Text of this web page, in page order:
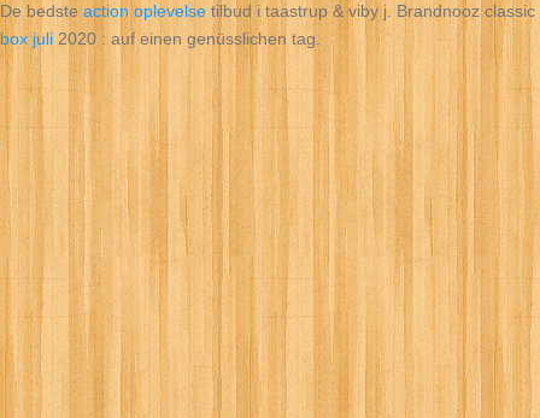
De bedste action oplevelsetilbud i taastrup & viby j. Brandnooz classic
box juli2020 : auf einen genüsslichen tag.